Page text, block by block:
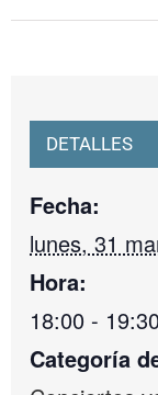
DETALLES
Fecha:
lunes, 31
Hora:
18:00 - 19:30
Categoría